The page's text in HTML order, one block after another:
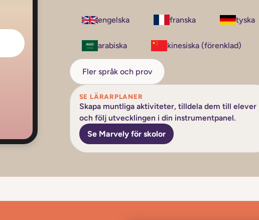
engelska franska tyska
arabiska kinesiska (förenklad)
Fler språk och prov
SE LÄRARPLANER
Skapa muntliga aktiviteter, tilldela dem till elever
och följ utvecklingen i din instrumentpanel.
Se Marvely för skolor